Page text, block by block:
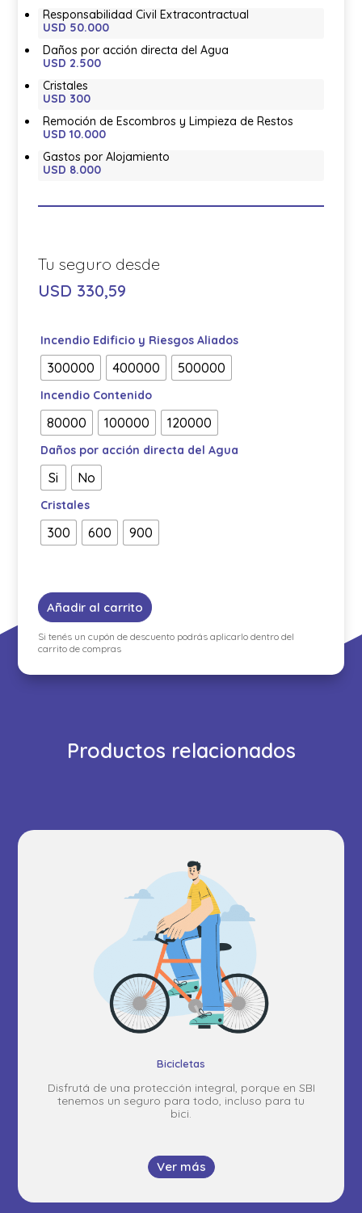
Responsabilidad Civil Extracontractual
USD 50.000
Daños por acción directa del Agua
USD 2.500
Cristales
USD 300
Remoción de Escombros y Limpieza de Restos
USD 10.000
Gastos por Alojamiento
USD 8.000
USD 330,59
Incendio Edificio y Riesgos Aliados
300000 400000 500000
Incendio Contenido
80000 100000 120000
Daños por acción directa del Agua
Si No
Cristales
300 600 900
Añadir al carrito
Si tenés un cupón de descuento podrás aplicarlo dentro del
carrito de compras
Productos relacionados
Bicicletas
Disfrutá de una protección integral, porque en SBI
tenemos un seguro para todo, incluso para tu
bici.
Ver más